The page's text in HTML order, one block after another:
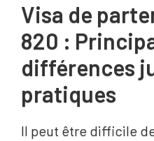
Visa de
820 :
différences
pratiques
Il peut être difficile